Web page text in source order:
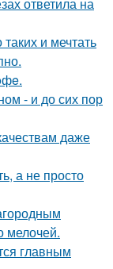
ответила на
и мечтать
- и до сих пор
даже
а не просто
мелочей.
главным